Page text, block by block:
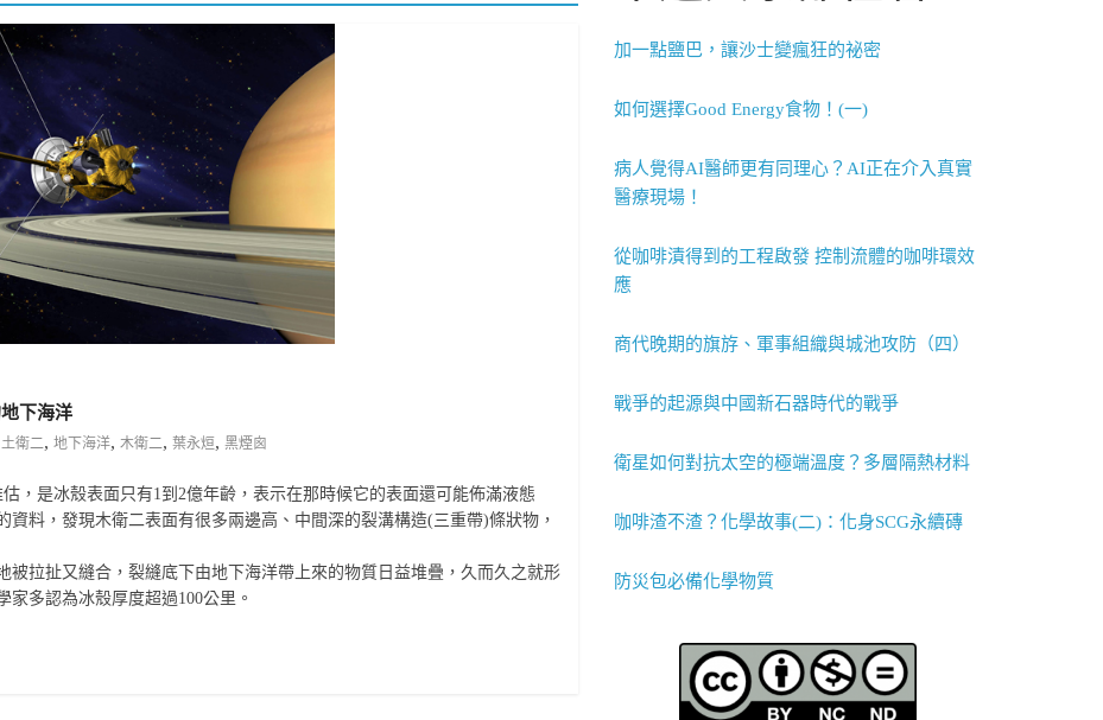
下海洋
土衛二, 地下海洋, 木衛二, 葉永烜, 黑煙囪
，是冰殼表面只有1到2億年齡，表示在那時候它的表面還可能佈滿液態
料，發現木衛二表面有很多兩邊高、中間深的裂溝構造(三重帶)條狀物，
被拉扯又縫合，裂縫底下由地下海洋帶上來的物質日益堆疊，久而久之就形
多認為冰殼厚度超過100公里。
加一點鹽巴，讓沙士變瘋狂的祕密
如何選擇Good Energy食物！(一)
病人覺得AI醫師更有同理心？AI正在介入真實
醫療現場！
從咖啡漬得到的工程啟發 控制流體的咖啡環效
應
商代晚期的旗斿、軍事組織與城池攻防（四）
戰爭的起源與中國新石器時代的戰爭
衛星如何對抗太空的極端溫度？多層隔熱材料
咖啡渣不渣？化學故事(二)：化身SCG永續磚
防災包必備化學物質